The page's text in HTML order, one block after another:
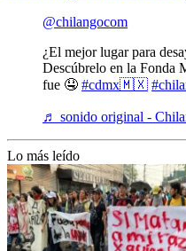
@chilangocom
¿El mejor lugar para
Descúbrelo en la Fonda
fue 🤤 #cdmx🇲🇽
♬ sonido original -
Lo más leído